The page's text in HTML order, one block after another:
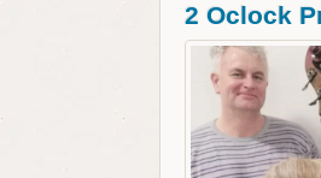
2 Oclock